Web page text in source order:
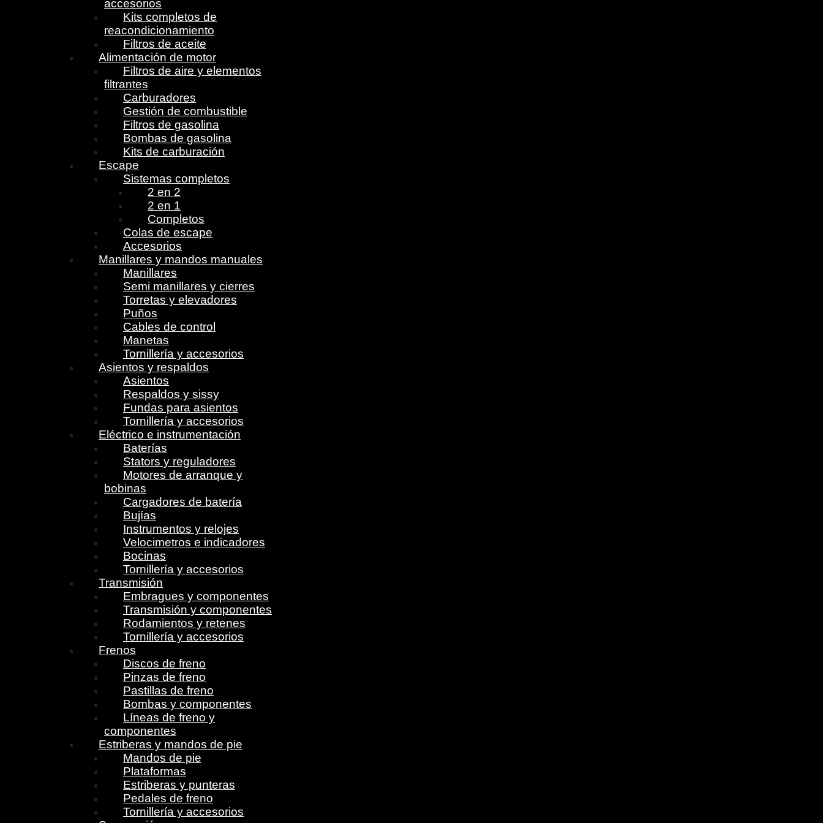
accesorios
Kits completos de
reacondicionamiento
Filtros de aceite
Alimentación de motor
Filtros de aire y elementos
filtrantes
Carburadores
Gestión de combustible
Filtros de gasolina
Bombas de gasolina
Kits de carburación
Escape
Sistemas completos
2 en 2
2 en 1
Completos
Colas de escape
Accesorios
Manillares y mandos manuales
Manillares
Semi manillares y cierres
Torretas y elevadores
Puños
Cables de control
Manetas
Tornillería y accesorios
Asientos y respaldos
Asientos
Respaldos y sissy
Fundas para asientos
Tornillería y accesorios
Eléctrico e instrumentación
Baterías
Stators y reguladores
Motores de arranque y
bobinas
Cargadores de batería
Bujías
Instrumentos y relojes
Velocimetros e indicadores
Bocinas
Tornillería y accesorios
Transmisión
Embragues y componentes
Transmisión y componentes
Rodamientos y retenes
Tornillería y accesorios
Frenos
Discos de freno
Pinzas de freno
Pastillas de freno
Bombas y componentes
Líneas de freno y
componentes
Estriberas y mandos de pie
Mandos de pie
Plataformas
Estriberas y punteras
Pedales de freno
Tornillería y accesorios